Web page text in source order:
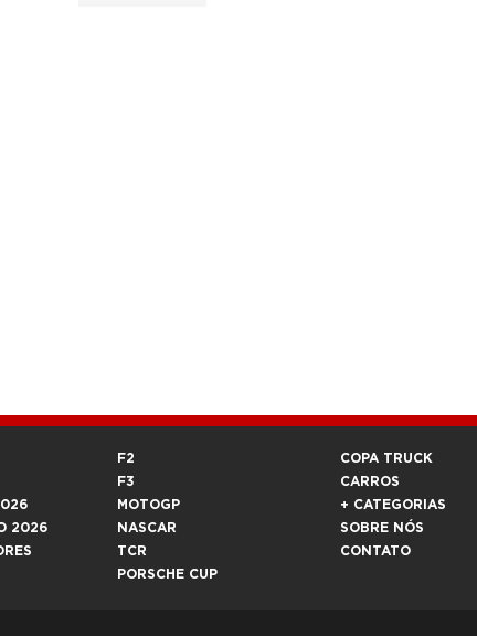
2026
F2
F3
MOTOGP
NASCAR
TCR
PORSCHE CUP
COPA TRUCK
CARROS
+ CATEGORIAS
SOBRE NÓS
CONTATO